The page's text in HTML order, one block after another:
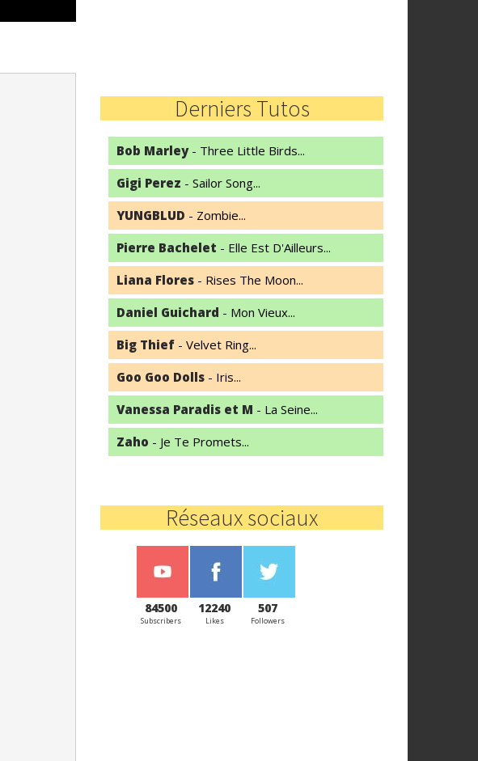
Derniers Tutos
Bob Marley- Three Little Birds...
Gigi Perez - Sailor Song...
YUNGBLUD - Zombie...
Pierre Bachelet - Elle Est D'Ailleurs...
Liana Flores - Rises The Moon...
Daniel Guichard - Mon Vieux...
Big Thief - Velvet Ring...
Goo Goo Dolls - Iris...
Vanessa Paradis et M - La Seine...
Zaho - Je Te Promets...
Réseaux sociaux
84500
Subscribers
12240
Likes
507
Followers